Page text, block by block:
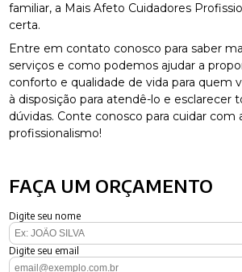
familiar, a Mais Afeto Cuidadores
certa.
Entre em contato conosco para saber
serviços e como podemos ajudar a
conforto e qualidade de vida para quem
à disposição para atendê-lo e esclarecer
dúvidas. Conte conosco para cuidar com
profissionalismo!
FAÇA UM ORÇAMENTO
Digite seu nome
Digite seu email